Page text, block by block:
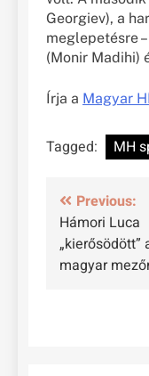
Georgiev), a
meglepetésre
(Monir Madihi)
Írja a Magyar
Tagged: MH
Bejegyzés
Previous:
Hámori Luca
„kierősödött”
magyar